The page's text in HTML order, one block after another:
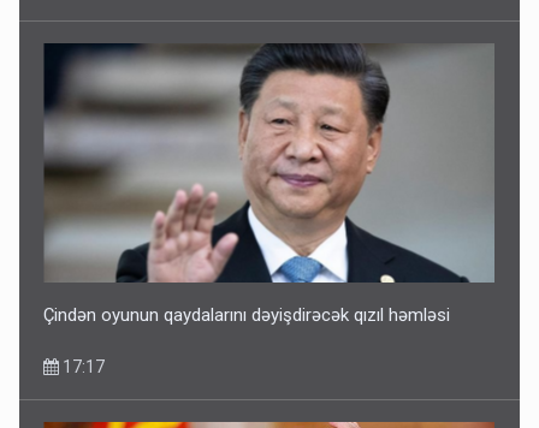
Çindən oyunun qaydalarını dəyişdirəcək qızıl həmləsi
17:17